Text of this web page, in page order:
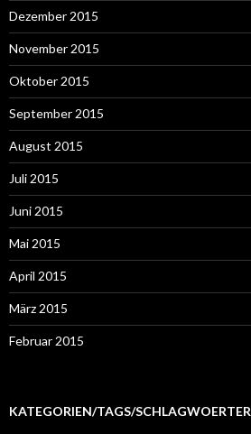
Dezember 2015
November 2015
Oktober 2015
September 2015
August 2015
Juli 2015
Juni 2015
Mai 2015
April 2015
März 2015
Februar 2015
KATEGORIEN/TAGS/SCHLAGWOERTER